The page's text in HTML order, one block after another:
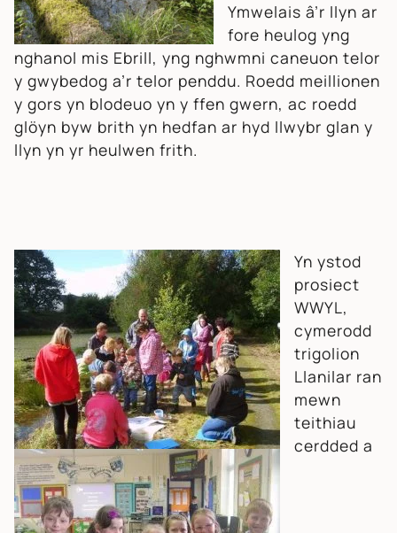
Ymwelais â’r llyn ar
fore heulog yng
nghanol mis Ebrill, yng nghwmni caneuon telor
y gwybedog a’r telor penddu. Roedd meillionen
y gors yn blodeuo yn y ffen gwern, ac roedd
glöyn byw brith yn hedfan ar hyd llwybr glan y
llyn yn yr heulwen frith.
Yn ystod
prosiect
WWYL,
cymerodd
trigolion
Llanilar ran
mewn
teithiau
cerdded a